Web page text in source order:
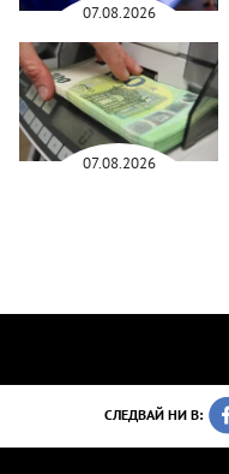
07.08.2026
07.08.2026
СЛЕДВАЙ НИ В: